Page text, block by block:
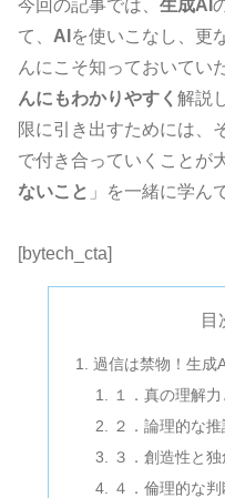
今回の記事では、 生成AI
て、 AI を使いこなし、更
んにこそ知っておいてい
んにもわかりやすく 解説
限に引き出すためには、
で付き合っていくことが
ないこと 」を一緒に学ん
[bytech_cta]
目
過信は禁物！生成
１．真の理解
２．論理的な
３．創造性と
４．倫理的な